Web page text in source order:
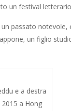
un festival
un passato
un figlio
e a destra
a Hong